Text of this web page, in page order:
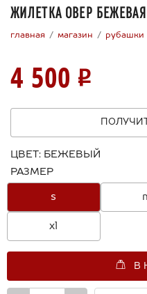
ЖИЛЕТКА ОВЕР БЕЖЕВАЯ
главная магазин рубашки
4 500
ЦВЕТ: БЕЖЕВЫЙ
РАЗМЕР
s
xl
В